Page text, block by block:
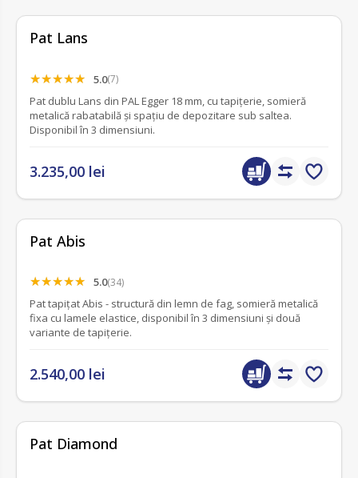
Pat Lans
5.0(7)
Pat dublu Lans din PAL Egger 18 mm, cu tapițerie, somieră
metalică rabatabilă și spațiu de depozitare sub saltea.
Disponibil în 3 dimensiuni.
3.235,00 lei
Pat Abis
5.0(34)
Pat tapițat Abis - structură din lemn de fag, somieră metalică
fixa cu lamele elastice, disponibil în 3 dimensiuni și două
variante de tapițerie.
2.540,00 lei
Pat Diamond